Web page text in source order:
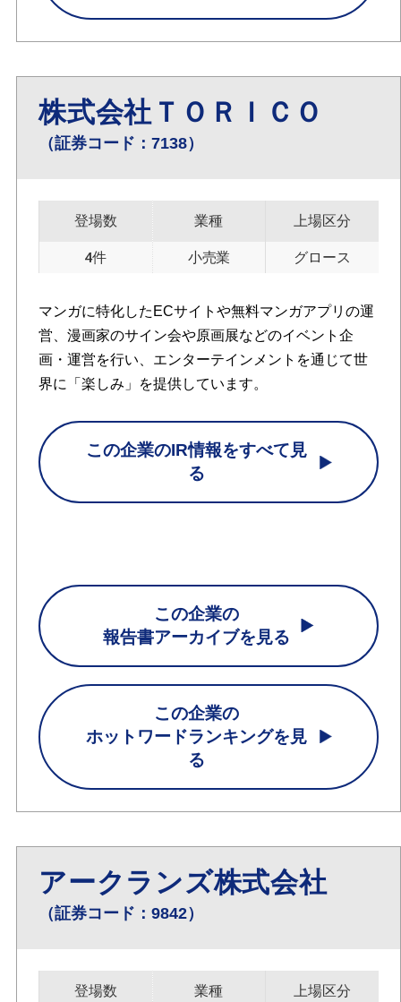
株式会社ＴＯＲＩＣＯ
（証券コード：7138）
登場数
4件
業種
小売業
上場区分
グロース
マンガに特化したECサイトや無料マンガアプリの運
営、漫画家のサイン会や原画展などのイベント企
画・運営を行い、エンターテインメントを通じて世
界に「楽しみ」を提供しています。
この企業のIR情報をすべて見
る
この企業の
報告書アーカイブを見る
この企業の
ホットワードランキングを見
る
アークランズ株式会社
（証券コード：9842）
登場数 業種 上場区分